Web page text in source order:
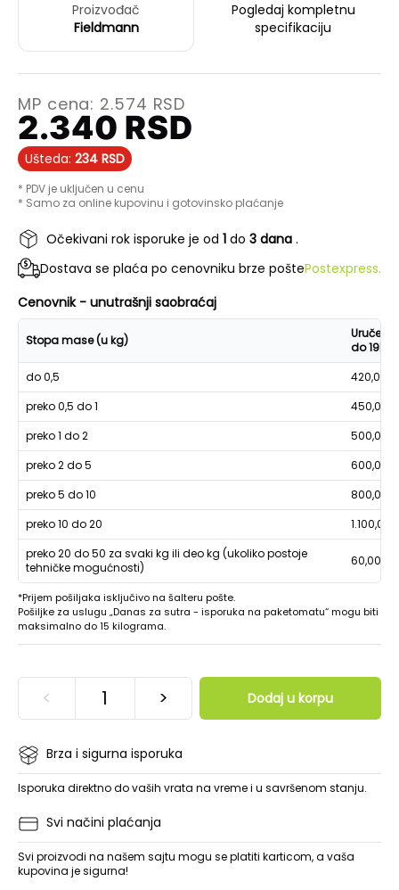
Proizvođač
Fieldmann
Pogledaj kompletnu
specifikaciju
MP cena: 2.574 RSD
2.340 RSD
Ušteda: 234 RSD
* PDV je uključen u cenu
* Samo za online kupovinu i gotovinsko plaćanje
Očekivani rok isporuke je od 1 do 3 dana .
Dostava se plaća po cenovniku brze poštePostexpress.
Cenovnik - unutrašnji saobraćaj
Stopa mase (u kg)
Uručenje
do 19h
do 0,5
420,00
preko 0,5 do 1
450,00
preko 1 do 2
500,00
preko 2 do 5
600,00
preko 5 do 10
800,00
preko 10 do 20
1.100,00
preko 20 do 50 za svaki kg ili deo kg (ukoliko postoje
tehničke mogućnosti)
60,00
*Prijem pošiljaka isključivo na šalteru pošte.
Pošiljke za uslugu „Danas za sutra - isporuka na paketomatu“ mogu biti
maksimalno do 15 kilograma.
< > Dodaj u korpu
Brza i sigurna isporuka
Isporuka direktno do vaših vrata na vreme i u savršenom stanju.
Svi načini plaćanja
Svi proizvodi na našem sajtu mogu se platiti karticom, a vaša
kupovina je sigurna!